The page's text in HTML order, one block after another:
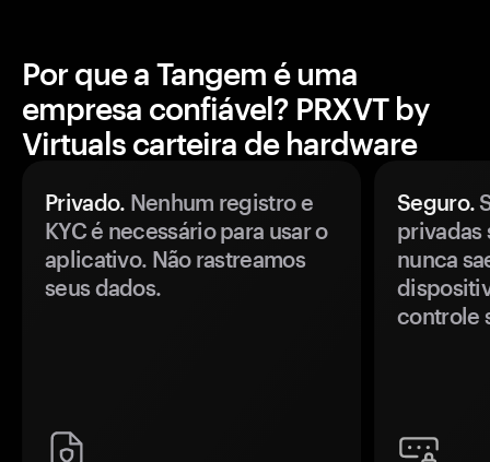
Por que a Tangem é uma
empresa confiável? PRXVT by
Virtuals carteira de hardware
Privado. Nenhum registro e
KYC é necessário para usar o
aplicativo. Não rastreamos
seus dados.
Seguro.
privadas
nunca
controle